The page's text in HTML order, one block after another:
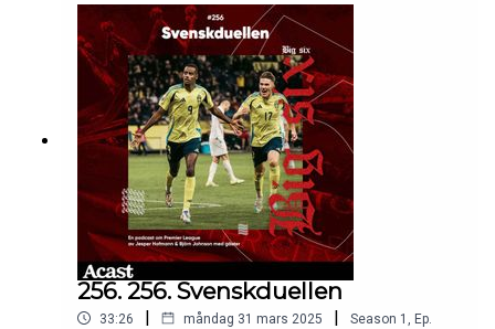
256. 256. Svenskduellen
33:26 | måndag 31 mars 2025 | Season 1
Ep.